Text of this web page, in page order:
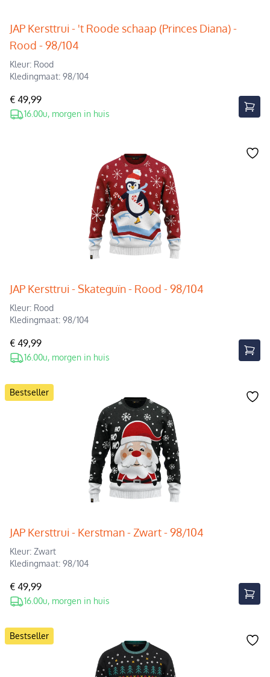
JAP Kersttrui - 't Roode schaap (Princes Diana) -
Rood - 98/104
Kleur: Rood
Kledingmaat: 98/104
€ 49,99
16.00u, morgen in huis
JAP Kersttrui - Skateguïn - Rood - 98/104
Kleur: Rood
Kledingmaat: 98/104
€ 49,99
16.00u, morgen in huis
Bestseller
JAP Kersttrui - Kerstman - Zwart - 98/104
Kleur: Zwart
Kledingmaat: 98/104
€ 49,99
16.00u, morgen in huis
Bestseller